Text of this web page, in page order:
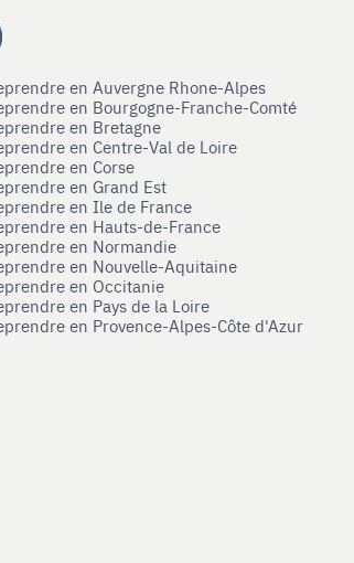
en Auvergne Rhone-Alpes
en Bourgogne-Franche-Comté
en Bretagne
en Centre-Val de Loire
en Corse
en Grand Est
en Ile de France
en Hauts-de-France
en Normandie
en Nouvelle-Aquitaine
en Occitanie
en Pays de la Loire
en Provence-Alpes-Côte d'Azur